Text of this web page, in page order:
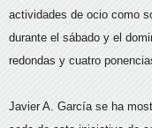
actividades de ocio como
durante el sábado y el
redondas y cuatro
Javier A. García se ha